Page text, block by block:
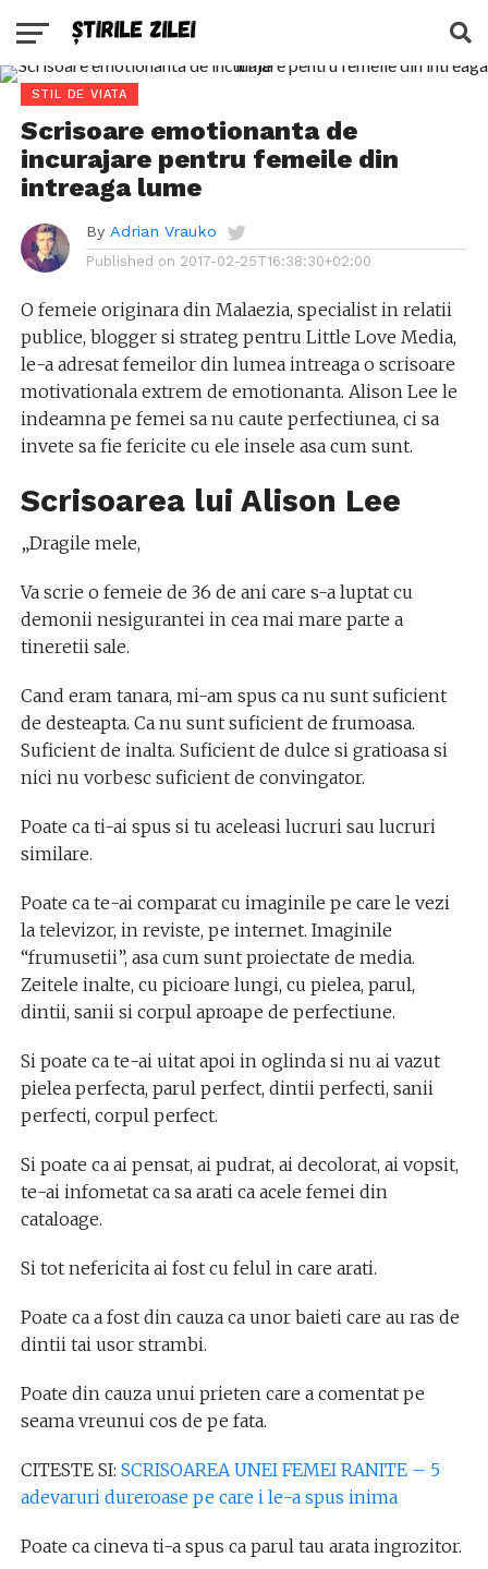
STIL DE VIATA
Scrisoare emotionanta de
incurajare pentru femeile din
intreaga lume
By Adrian Vrauko
Published on 2017-02-25T16:38:30+02:00
O femeie originara din Malaezia, specialist in relatii
publice, blogger si strateg pentru Little Love Media,
le-a adresat femeilor din lumea intreaga o scrisoare
motivationala extrem de emotionanta. Alison Lee le
indeamna pe femei sa nu caute perfectiunea, ci sa
invete sa fie fericite cu ele insele asa cum sunt.
Scrisoarea lui Alison Lee
„Dragile mele,
Va scrie o femeie de 36 de ani care s-a luptat cu
demonii nesigurantei in cea mai mare parte a
tineretii sale.
Cand eram tanara, mi-am spus ca nu sunt suficient
de desteapta. Ca nu sunt suficient de frumoasa.
Suficient de inalta. Suficient de dulce si gratioasa si
nici nu vorbesc suficient de convingator.
Poate ca ti-ai spus si tu aceleasi lucruri sau lucruri
similare.
Poate ca te-ai comparat cu imaginile pe care le vezi
la televizor, in reviste, pe internet. Imaginile
“frumusetii”, asa cum sunt proiectate de media.
Zeitele inalte, cu picioare lungi, cu pielea, parul,
dintii, sanii si corpul aproape de perfectiune.
Si poate ca te-ai uitat apoi in oglinda si nu ai vazut
pielea perfecta, parul perfect, dintii perfecti, sanii
perfecti, corpul perfect.
Si poate ca ai pensat, ai pudrat, ai decolorat, ai vopsit,
te-ai infometat ca sa arati ca acele femei din
cataloage.
Si tot nefericita ai fost cu felul in care arati.
Poate ca a fost din cauza ca unor baieti care au ras de
dintii tai usor strambi.
Poate din cauza unui prieten care a comentat pe
seama vreunui cos de pe fata.
CITESTE SI: SCRISOAREA UNEI FEMEI RANITE – 5
adevaruri dureroase pe care i le-a spus inima
Poate ca cineva ti-a spus ca parul tau arata ingrozitor.